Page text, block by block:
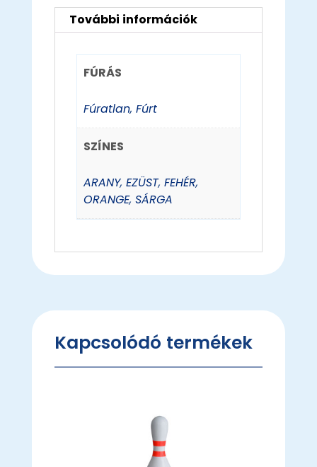
További információk
FÚRÁS
Fúratlan,Fúrt
SZÍNES
ARANY,EZÜST,FEHÉR,
ORANGE,SÁRGA
Kapcsolódó termékek